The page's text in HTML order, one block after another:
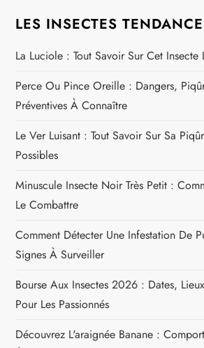
g
a
t
i
o
n
d
e
l
’
LES INSECTES
La Luciole : Tout Savoir Sur Cet Insecte
Perce Ou Pince Oreille : Dangers,
Préventives À Connaître
Le Ver Luisant : Tout Savoir Sur Sa
Possibles
Minuscule Insecte Noir Très Petit :
Le Combattre
Comment Détecter Une Infestation De
Signes À Surveiller
Bourse Aux Insectes 2026 : Dates,
Pour Les Passionnés
Découvrez L'araignée Banane :